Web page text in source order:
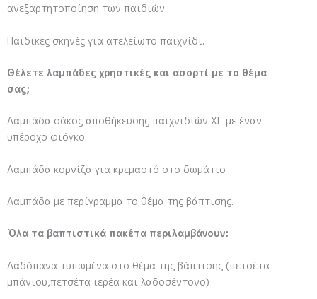
ανεξαρτητοποίηση των παιδιών
Παιδικές σκηνές για ατελείωτο παιχνίδι.
Θέλετε λαμπάδες χρηστικές και ασορτί με το θέμα
σας;
Λαμπάδα σάκος αποθήκευσης παιχνιδιών XL με έναν
υπέροχο φιόγκο.
Λαμπάδα κορνίζα για κρεμαστό στο δωμάτιο
Λαμπάδα με περίγραμμα το θέμα της βάπτισης.
Όλα τα βαπτιστικά πακέτα περιλαμβάνουν:
Λαδόπανα τυπωμένα στο θέμα της βάπτισης (πετσέτα
μπάνιου,πετσέτα ιερέα και λαδοσέντονο)